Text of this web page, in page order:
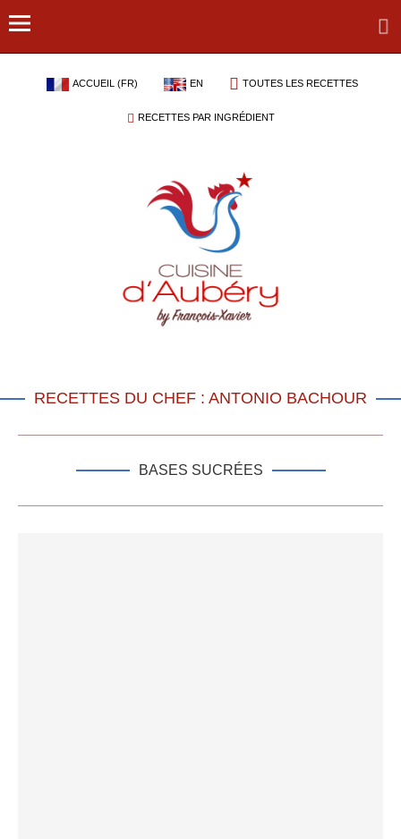
ACCUEIL (FR) EN TOUTES LES RECETTES
RECETTES PAR INGRÉDIENT
RECETTES DU CHEF : ANTONIO BACHOUR
BASES SUCRÉES